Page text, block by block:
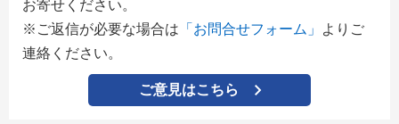
お寄せください。
※ご返信が必要な場合は 「お問合せフォーム」
よりご
連絡ください。
ご意見はこちら